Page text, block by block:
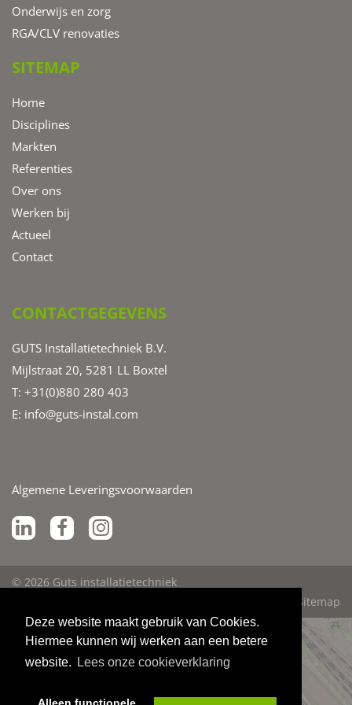
Deze website maakt gebruik van Cookies.
Hiermee kunnen wij werken aan een betere
website.
Lees onze cookieverklaring
Onderwijs en zorg
RGA/CLV renovaties
SITEMAP
Home
Disciplines
Markten
Referenties
Over ons
Werken bij
Actueel
Contact
CONTACTGEGEVENS
GUTS Installatietechniek B.V.
Mijlstraat 20, 5281 LL Boxtel
T: +31(0)880 280 403
E: info@guts-instal.com
Algemene Leveringsvoorwaarden
© 2026 Guts installatietechniek
Sitemap